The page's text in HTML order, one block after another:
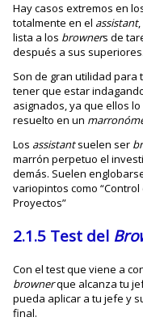
Hay casos extremos en
totalmente en el assistant
lista a los browners de
después a sus superiores.
Son de gran utilidad para
tener que estar
asignados, ya que ellos
resuelto en un
Los assistantsuelen ser
marrón perpetuo el
demás. Suelen
variopintos como
Proyectos”
2.1.5 Test del
Con el test que viene a
brownerque alcanza tu
pueda aplicar a tu jefe y
final.